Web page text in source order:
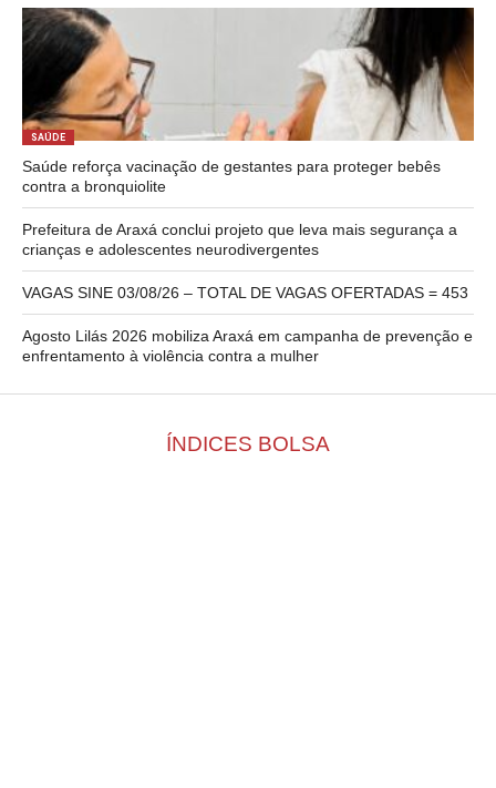
SAÚDE
Saúde reforça vacinação de gestantes para proteger bebês
contra a bronquiolite
Prefeitura de Araxá conclui projeto que leva mais segurança a
crianças e adolescentes neurodivergentes
VAGAS SINE 03/08/26 – TOTAL DE VAGAS OFERTADAS = 453
Agosto Lilás 2026 mobiliza Araxá em campanha de prevenção e
enfrentamento à violência contra a mulher
ÍNDICES BOLSA